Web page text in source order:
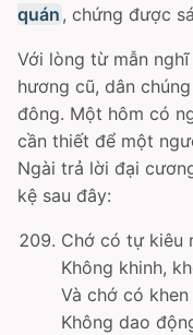
quán , chứng được
Với lòng từ mẫn
hương cũ, dân
đông. Một hôm có
cần thiết để một
Ngài trả lời đại
kệ sau đây:
Chớ có tự kiêu
Không khinh,
Và chớ có
Không dao